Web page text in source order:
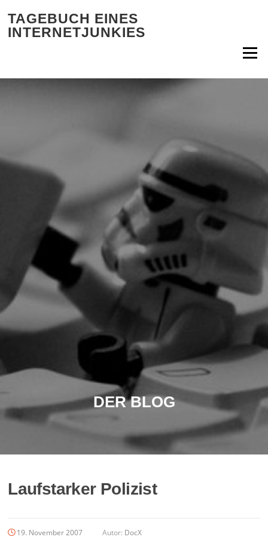
TAGEBUCH EINES
INTERNETJUNKIES
Menü
DER BLOG
Laufstarker Polizist
19. November 2007 Autor: DocX